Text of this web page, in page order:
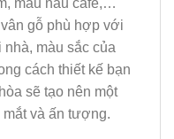
gỗ phù hợp với
màu sắc của
cách thiết kế bạn
sẽ tạo nên một
mắt và ấn tượng.